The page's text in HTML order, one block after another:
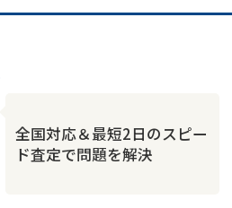
全国対応＆最短2日のスピー
ド査定で問題を解決